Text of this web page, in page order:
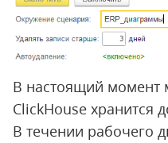
В настоящий момент
ClickHouse хранится
В течении рабочего